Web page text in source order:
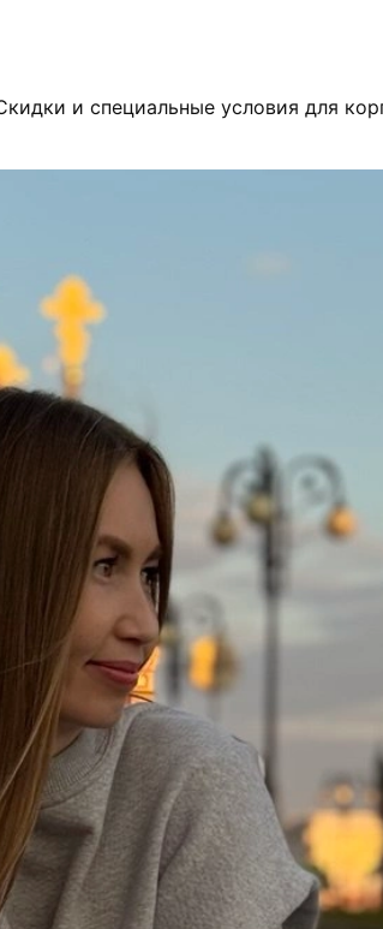
и специальные условия для